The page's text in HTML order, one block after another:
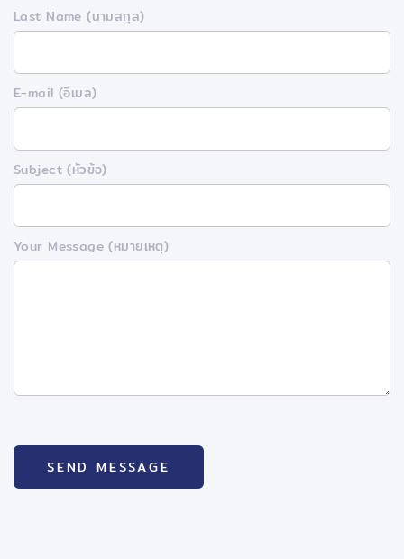
Last Name (นามสกุล)
E-mail (อีเมล)
Subject (หัวข้อ)
Your Message (หมายเหตุ)
SEND MESSAGE